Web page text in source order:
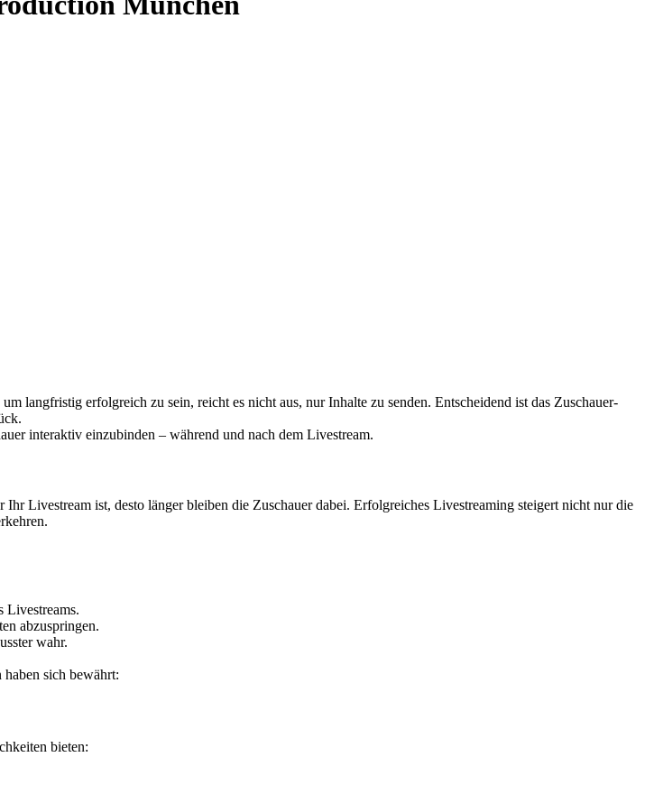
langfristig erfolgreich zu sein, reicht es nicht aus, nur Inhalte zu senden. Entscheidend ist das Zuschauer-
interaktiv einzubinden – während und nach dem Livestream.
Livestream ist, desto länger bleiben die Zuschauer dabei. Erfolgreiches Livestreaming steigert nicht nur die
Livestreams.
abzuspringen.
wahr.
sich bewährt:
bieten: